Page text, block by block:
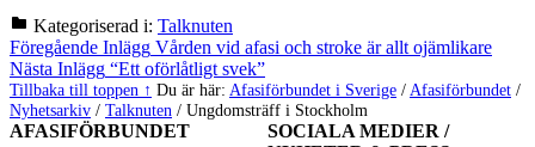
Kategoriserad i: Talknuten
Hoppa
tillbaka
till
huvudnavigeringen
Inläggsnavigering
Föregående Inlägg Vården vid afasi och stroke är allt ojämlikare
Nästa Inlägg “Ett oförlåtligt svek”
Tillbaka till toppen ↑ Du är här: Afasiförbundet i Sverige / Afasiförbundet /
Nyhetsarkiv / Talknuten / Ungdomsträff i Stockholm
AFASIFÖRBUNDET
SOCIALA MEDIER /